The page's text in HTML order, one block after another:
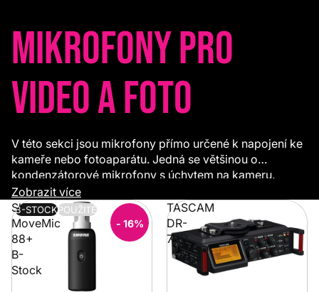
Mikrofony pro
video a foto
V této sekci jsou mikrofony přímo určené k napojení ke
kameře nebo fotoaparátu. Jedná se většinou o
kondenzátorové mikrofony s úchytem na kameru.
Některé mají napájení vlastní baterkou, jiné potřebují
fantomové napájení. Dále v této sekci najdete speciální
mikrofony (pro iPhone, iPod touch, iPad), recordery s
integrovanými mikrofony, bezdrátové mikrofonní sady.
Zobrazit více
Shure
MoveMic
88+
B-
Stock
B-STOCKPOUŽITÉ
- 16%
TASCAM
DR-
70D